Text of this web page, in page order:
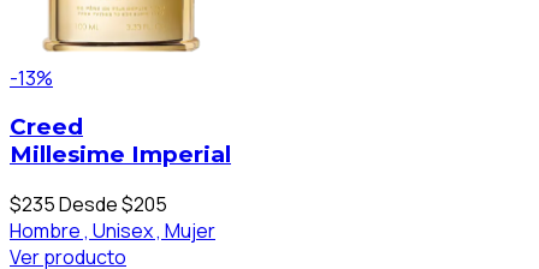
-13%
Creed
Millesime Imperial
$235Desde $205
Hombre , Unisex , Mujer
Ver producto